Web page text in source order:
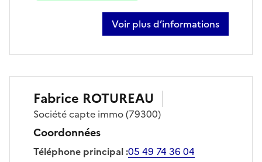
Voir plus d’informations
sur bastien renaudet
Fabrice ROTUREAU
Sociétécapte immo(79300)
Coordonnées
Téléphone principal:05 49 74 36 04